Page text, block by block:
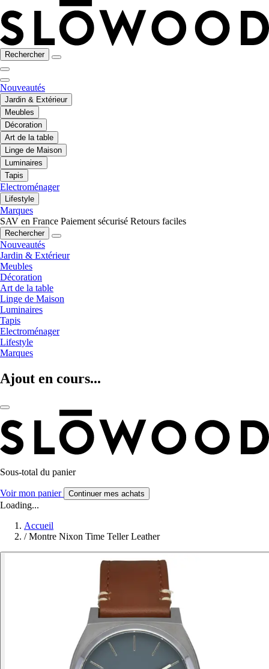
Rechercher
Nouveautés
Jardin & Extérieur
Meubles
Décoration
Art de la table
Linge de Maison
Luminaires
Tapis
Electroménager
Lifestyle
Marques
SAV en France Paiement sécurisé Retours faciles
Rechercher
Nouveautés
Jardin & Extérieur
Meubles
Décoration
Art de la table
Linge de Maison
Luminaires
Tapis
Electroménager
Lifestyle
Marques
Ajout en cours...
Sous-total du panier
Voir mon panier Continuer mes achats
Loading...
Accueil
/ Montre Nixon Time Teller Leather